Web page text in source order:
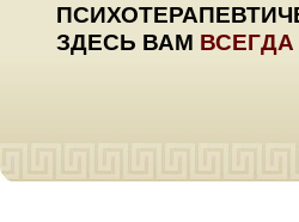
ЗДЕСЬ ВАМ ВСЕГДА